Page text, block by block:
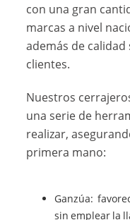
con una gran
marcas a nivel
además de
clientes.
Nuestros
una serie de
realizar,
primera mano:
Ganzúa:
sin emplear la